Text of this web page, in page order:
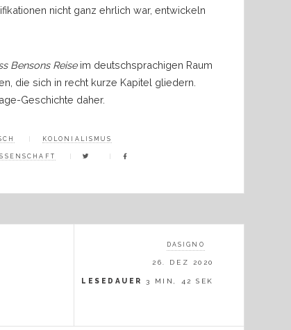
nicht ganz ehrlich war, entwickeln
Bensons Reiseim deutschsprachigen Raum
die sich in recht kurze Kapitel gliedern.
Geschichte daher.
KOLONIALISMUS
DASIGNO
26. DEZ 2020
LESEDAUER 3 MIN, 42 SEK